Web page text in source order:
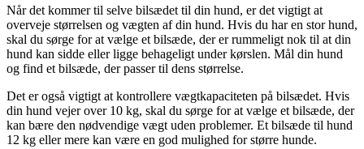
Når det kommer til selve bilsædet til din hund, er det vigtigt at
overveje størrelsen og vægten af din hund. Hvis du har en stor hund,
skal du sørge for at vælge et bilsæde, der er rummeligt nok til at din
hund kan sidde eller ligge behageligt under kørslen. Mål din hund
og find et bilsæde, der passer til dens størrelse.
Det er også vigtigt at kontrollere vægtkapaciteten på bilsædet. Hvis
din hund vejer over 10 kg, skal du sørge for at vælge et bilsæde, der
kan bære den nødvendige vægt uden problemer. Et bilsæde til hund
12 kg eller mere kan være en god mulighed for større hunde.